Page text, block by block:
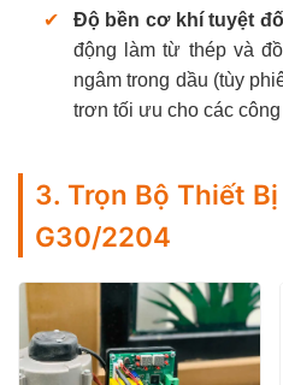
✔ Độ bền cơ khí tuyệt
động làm từ thép và
ngâm trong dầu (tùy
trơn tối ưu cho các
3. Trọn Bộ Thiết
G30/2204